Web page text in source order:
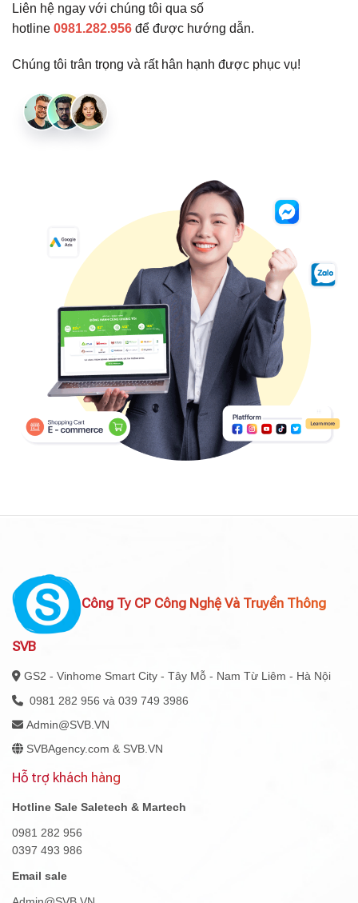
Liên hệ ngay với chúng tôi qua số
hotline 0981.282.956 để được hướng dẫn.
Chúng tôi trân trọng và rất hân hạnh được phục vụ!
Công Ty CP Công Nghệ Và Truyền Thông
SVB
GS2 - Vinhome Smart City - Tây Mỗ - Nam Từ Liêm - Hà Nội
0981 282 956 và 039 749 3986
Admin@SVB.VN
SVBAgency.com & SVB.VN
Hỗ trợ khách hàng
Hotline Sale Saletech & Martech
0981 282 956
0397 493 986
Email sale